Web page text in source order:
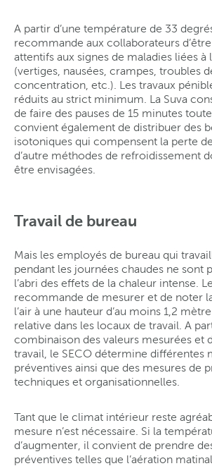
A partir d’une température de 33
recommande aux collaborateurs
attentifs aux signes de maladies liées à
(vertiges, nausées, crampes, troubles
concentration, etc.). Les travaux
réduits au strict minimum. La Suva
de faire des pauses de 15 minutes
convient également de distribuer des
isotoniques qui compensent la perte de
d’autre méthodes de refroidissement
être envisagées.
Travail de bureau
Mais les employés de bureau qui
pendant les journées chaudes ne sont
l’abri des effets de la chaleur intense.
recommande de mesurer et de noter
l’air à une hauteur d’au moins 1,2
relative dans les locaux de travail. A
combinaison des valeurs mesurées et
travail, le SECO détermine différentes
préventives ainsi que des mesures de
techniques et organisationnelles.
Tant que le climat intérieur reste
mesure n’est nécessaire. Si la
d’augmenter, il convient de prendre
préventives telles que l’aération